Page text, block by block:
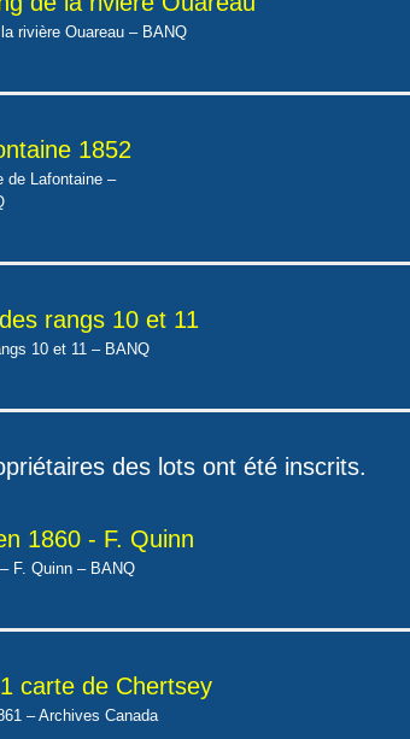
rivière Ouareau – BANQ
de Lafontaine –
10 et 11 – BANQ
des lots ont été inscrits.
F. Quinn – BANQ
– Archives Canada